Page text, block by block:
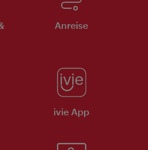
Anreise
ivie App